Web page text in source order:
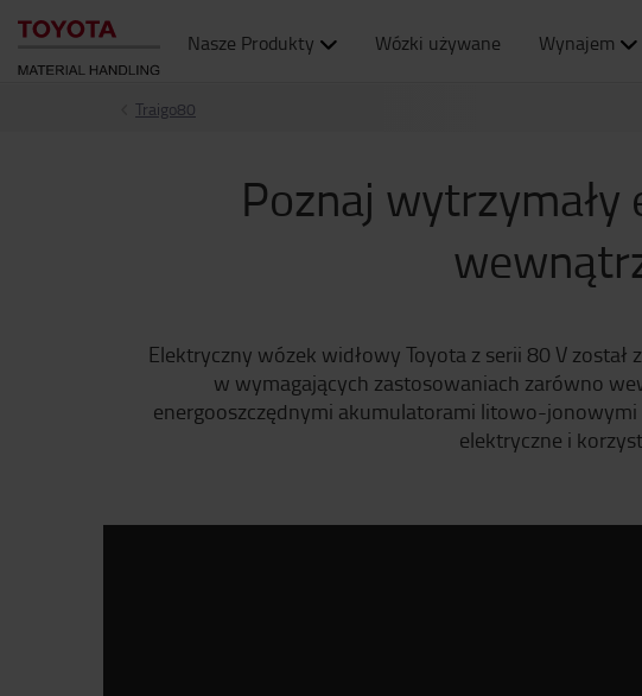
Nasze Produkty Wózki używane Wynajem
Traigo80
Poznaj
Elektryczny wózek widłowy Toyota z serii 80 V
w wymagających zastosowaniach zarówno
energooszczędnymi akumulatorami litowo-
elektryczne i